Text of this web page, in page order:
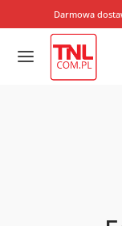
Darmowa